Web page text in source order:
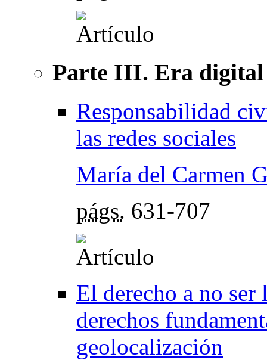
Parte III. Era digital
Responsabilidad
las redes sociales
María del Carmen
págs. 631-707
El derecho a no
derechos
geolocalización